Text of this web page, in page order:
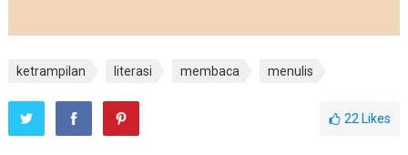
ketrampilan literasi membaca menulis
22 Likes